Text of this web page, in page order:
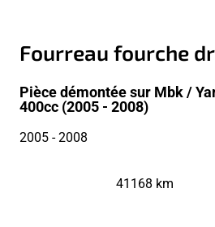
Fourreau fourche
Pièce démontée sur Mbk /
400cc (2005 - 2008)
2005- 2008
41168 km